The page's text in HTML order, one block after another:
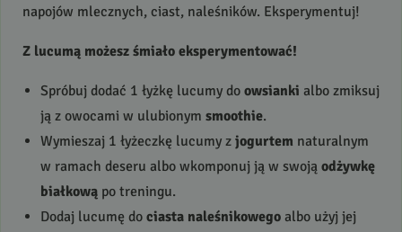
napojów mlecznych, ciast, naleśników. Eksperymentuj!
Z lucumą możesz śmiało eksperymentować!
Spróbuj dodać 1 łyżkę lucumy do owsianki albo zmiksuj
ją z owocami w ulubionym smoothie.
Wymieszaj 1 łyżeczkę lucumy z jogurtem naturalnym
w ramach deseru albo wkomponuj ją w swoją odżywkę
białkową po treningu.
Dodaj lucumę do ciasta naleśnikowego albo użyj jej